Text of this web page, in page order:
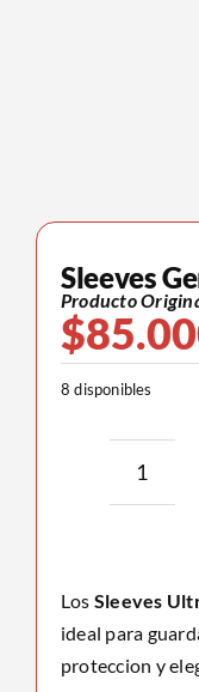
Sleeves
Producto
$
8 disponibles
Sleeves
Series
Los Sleeves
ideal para
proteccion y